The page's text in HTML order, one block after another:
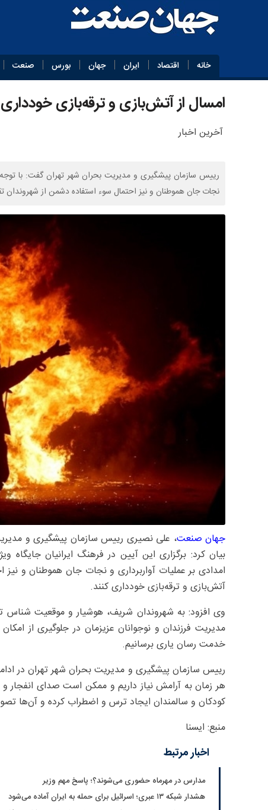
خانه اقتصاد ایران جهان بورس صنعت
امسال از آتش‌بازی و ترقه‌بازی
آخرین اخبار
رییس سازمان پیشگیری و مدیریت بحران شهر تهران گفت: با
نجات جان هموطنان و نیز احتمال سوء استفاده دشمن از
جهان صنعت، علی نصیری رییس سازمان پیشگیری و
بیان کرد: برگزاری این آیین در فرهنگ ایرانیان جایگاه
امدادی بر عملیات آواربرداری و نجات جان هموطنان و
آتش‌بازی و ترقه‌بازی خودداری کنند.
وی افزود: به شهروندان شریف، هوشیار و موقعیت شناس
مدیریت فرزندان و نوجوانان عزیزمان در جلوگیری از
خدمت رسان یاری برسانیم.
رییس سازمان پیشگیری و مدیریت بحران شهر تهران در
هر زمان به آرامش نیاز داریم و ممکن است صدای
کودکان و سالمندان ایجاد ترس و اضطراب کرده و آن‌ها
منبع: ایسنا
اخبار مرتبط
مدارس در مهرماه حضوری می‌شوند؟؛ پاسخ مهم وزیر
هشدار شبکه ۱۳ عبری؛ اسرائیل برای حمله به ایران آماده می‌شود